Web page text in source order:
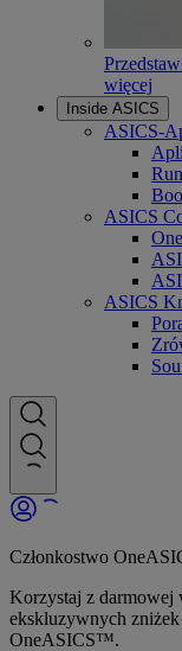
więcej
Inside ASICS
ASICS-
ASICS
ASICS
Członkostwo
Korzystaj z darmowej
ekskluzywnych
OneASICS™.